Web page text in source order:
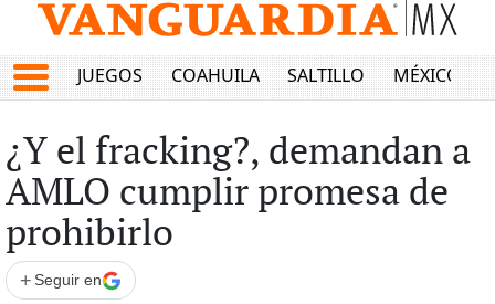
JUEGOS COAHUILA SALTILLO MÉXICO
¿Y el fracking?, demandan a
AMLO cumplir promesa de
prohibirlo
+ Seguir en